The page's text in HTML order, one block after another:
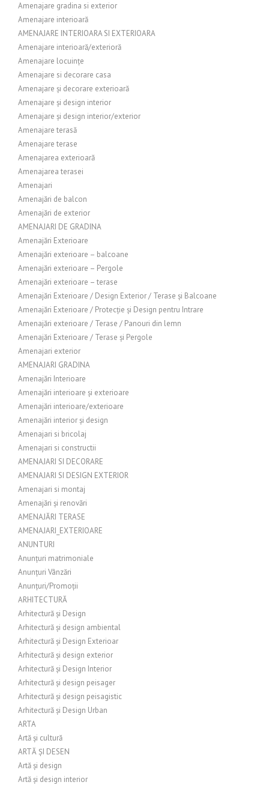
Amenajare gradina si exterior
Amenajare interioară
AMENAJARE INTERIOARA SI EXTERIOARA
Amenajare interioară/exterioră
Amenajare locuințe
Amenajare si decorare casa
Amenajare și decorare exterioară
Amenajare și design interior
Amenajare și design interior/exterior
Amenajare terasă
Amenajare terase
Amenajarea exterioară
Amenajarea terasei
Amenajari
Amenajări de balcon
Amenajări de exterior
AMENAJARI DE GRADINA
Amenajări Exterioare
Amenajări exterioare – balcoane
Amenajări exterioare – Pergole
Amenajări exterioare – terase
Amenajări Exterioare / Design Exterior / Terase și Balcoane
Amenajări Exterioare / Protecție și Design pentru Intrare
Amenajări exterioare / Terase / Panouri din lemn
Amenajări Exterioare / Terase și Pergole
Amenajari exterior
AMENAJARI GRADINA
Amenajări Interioare
Amenajări interioare și exterioare
Amenajări interioare/exterioare
Amenajări interior și design
Amenajari si bricolaj
Amenajari si constructii
AMENAJARI SI DECORARE
AMENAJARI SI DESIGN EXTERIOR
Amenajari si montaj
Amenajări și renovări
AMENAJĂRI TERASE
AMENAJARI_EXTERIOARE
ANUNTURI
Anunțuri matrimoniale
Anunțuri Vânzări
Anunțuri/Promoții
ARHITECTURĂ
Arhitectură și Design
Arhitectură și design ambiental
Arhitectură și Design Exterioar
Arhitectură și design exterior
Arhitectură și Design Interior
Arhitectură și design peisager
Arhitectură și design peisagistic
Arhitectură și Design Urban
ARTA
Artă și cultură
ARTĂ ȘI DESEN
Artă și design
Artă și design interior